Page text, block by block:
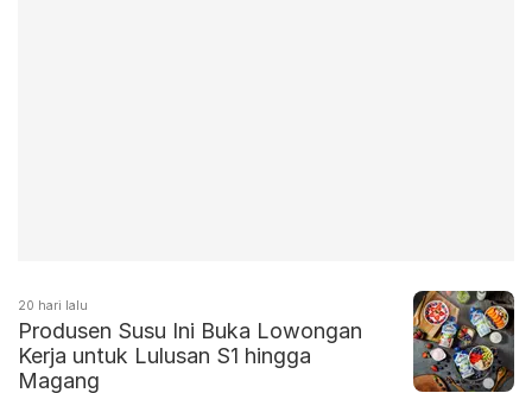
20 hari lalu
Produsen Susu Ini Buka Lowongan
Kerja untuk Lulusan S1 hingga
Magang